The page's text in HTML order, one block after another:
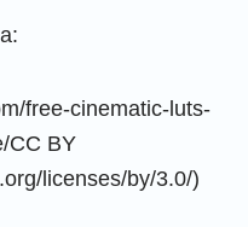
free-cinematic-luts-
CC BY
licenses/by/3.0/)